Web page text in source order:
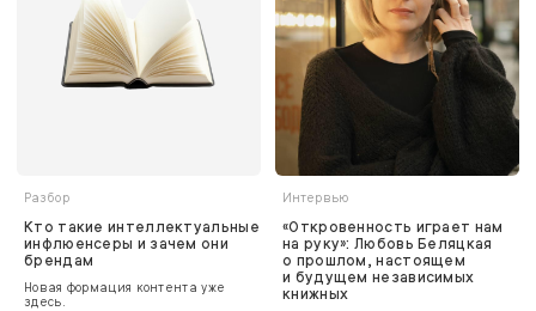
Разбор
Кто такие интеллектуальные
инфлюенсеры и зачем они
брендам
Новая формация контента уже
здесь.
Интервью
«Откровенность играет нам
на руку»: Любовь Беляцкая
о прошлом, настоящем
и будущем независимых
книжных